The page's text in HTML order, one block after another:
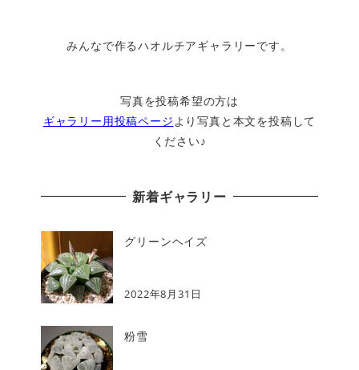
みんなで作るハオルチアギャラリーです。
写真を投稿希望の方は
ギャラリー用投稿ページ より写真と本文を投稿して
ください♪
新着ギャラリー
グリーンヘイズ
2022年8月31日
粉雪